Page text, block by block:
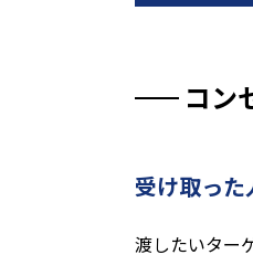
コン
受け取った
渡したいター